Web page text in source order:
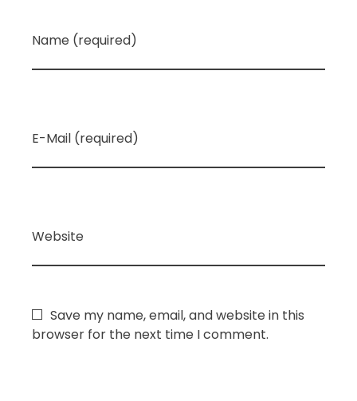
Name (required)
E-Mail (required)
Website
Save my name, email, and website in this
browser for the next time I comment.